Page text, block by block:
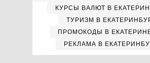
КУРСЫ ВАЛЮТ В
ТУРИЗМ В
ПРОМОКОДЫ В
РЕКЛАМА В